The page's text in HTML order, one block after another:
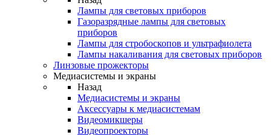
Лампы для световых приборов
Газоразрядные лампы для световых
приборов
Лампы для стробоскопов и ультрафиолета
Лампы накаливания для световых приборов
Линзовые прожекторы
Медиасистемы и экраны
Назад
Медиасистемы и экраны
Аксессуары к медиасистемам
Видеомикшеры
Видеопроекторы